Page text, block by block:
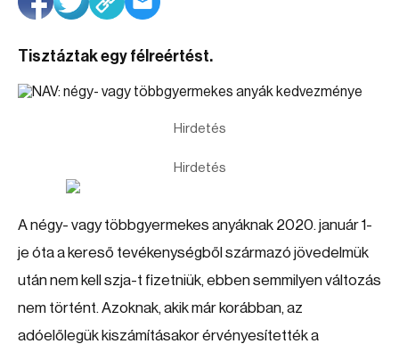
Tisztáztak egy félreértést.
Hirdetés
Hirdetés
A négy- vagy többgyermekes anyáknak 2020. január 1-
je óta a kereső tevékenységből származó jövedelmük
után nem kell szja-t fizetniük, ebben semmilyen változás
nem történt. Azoknak, akik már korábban, az
adóelőlegük kiszámításakor érvényesítették a